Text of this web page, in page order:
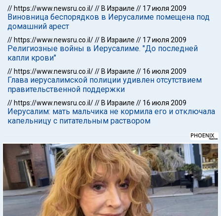
// https://www.newsru.co.il/// В Израиле // 17 июля 2009
Виновница беспорядков в Иерусалиме помещена под
домашний арест
// https://www.newsru.co.il/// В Израиле // 17 июля 2009
Религиозные войны в Иерусалиме. "До последней
капли крови"
// https://www.newsru.co.il/// В Израиле // 16 июля 2009
Глава иерусалимской полиции удивлен отсутствием
правительственной поддержки
// https://www.newsru.co.il/// В Израиле // 16 июля 2009
Иерусалим: мать мальчика не кормила его и отключала
капельницу с питательным раствором